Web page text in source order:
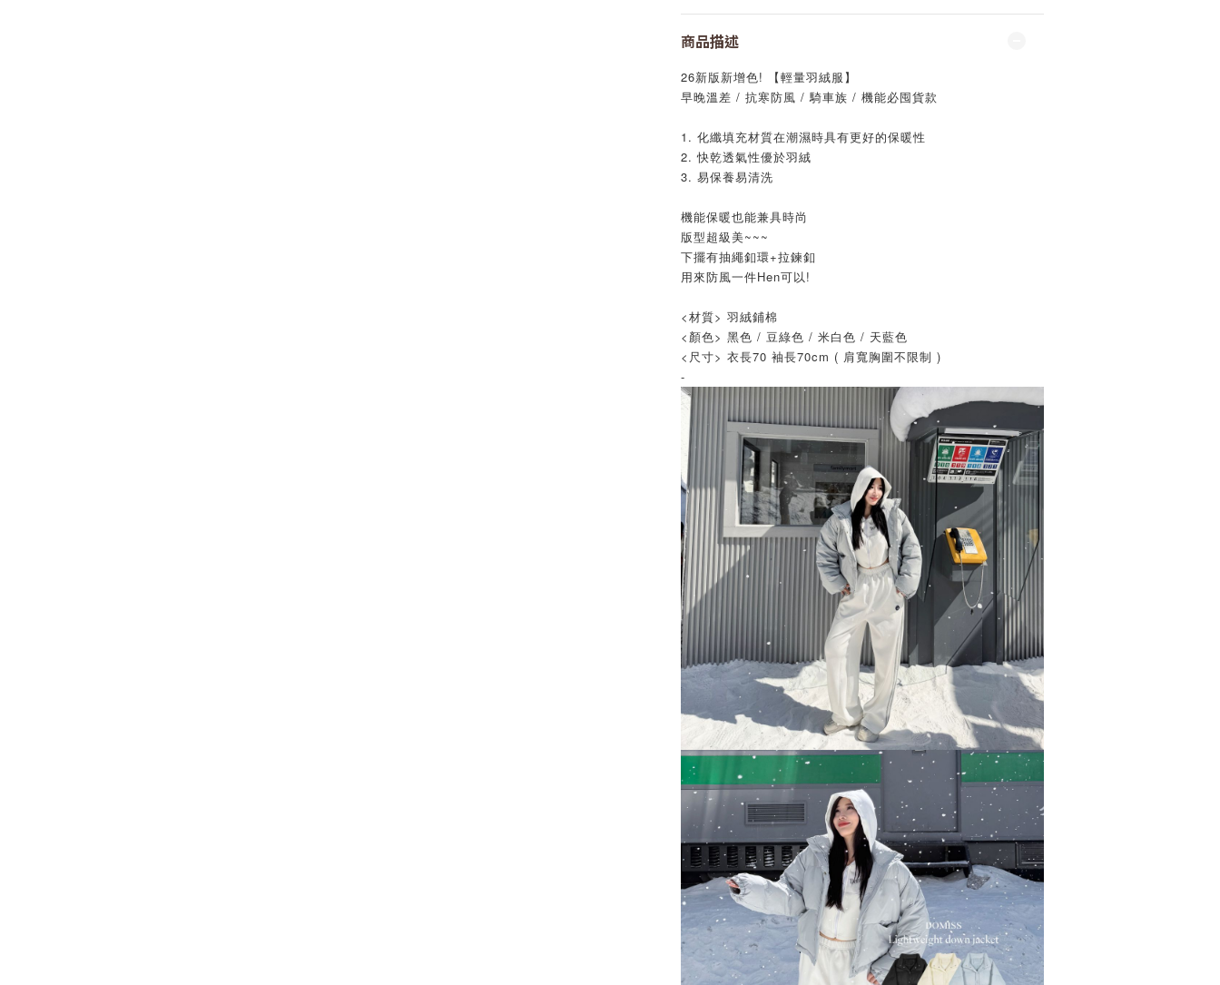
商品描述
26新版新增色! 【輕量羽絨服】
早晚溫差 / 抗寒防風 / 騎車族 / 機能必囤貨款
1. 化纖填充材質在潮濕時具有更好的保暖性
2. 快乾透氣性優於羽絨
3. 易保養易清洗
機能保暖也能兼具時尚
版型超級美~~~
下擺有抽繩釦環+拉鍊釦
用來防風一件Hen可以!
<材質> 羽絨鋪棉
<顏色> 黑色 / 豆綠色 / 米白色 / 天藍色
<尺寸> 衣長70 袖長70cm ( 肩寬胸圍不限制 )
-